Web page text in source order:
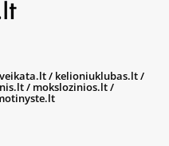
/ kelioniuklubas.lt/
/ mokslozinios.lt/